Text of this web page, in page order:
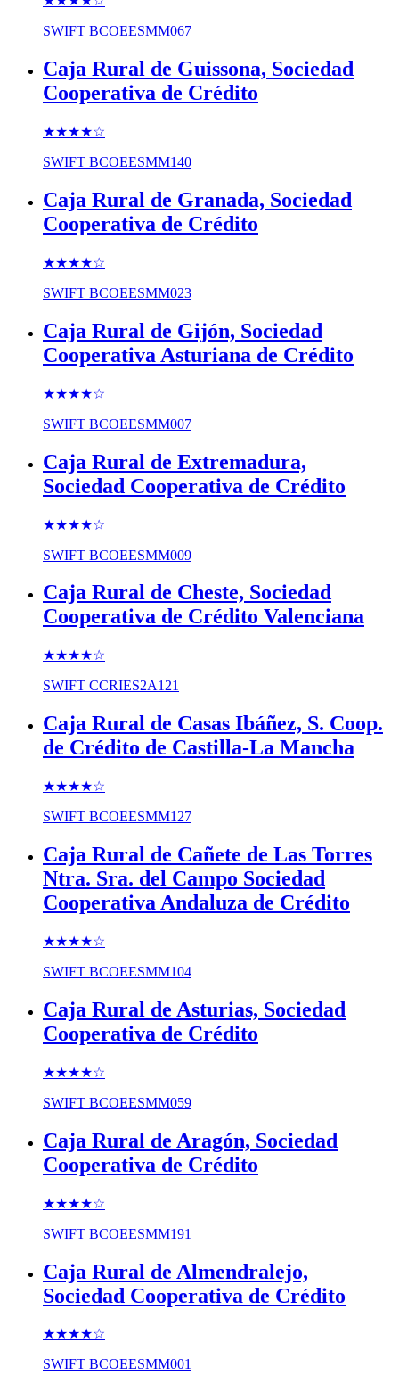
SWIFT BCOEESMM067
Caja Rural de Guissona, Sociedad
Cooperativa de Crédito
★★★★☆
SWIFT BCOEESMM140
Caja Rural de Granada, Sociedad
Cooperativa de Crédito
★★★★☆
SWIFT BCOEESMM023
Caja Rural de Gijón, Sociedad
Cooperativa Asturiana de Crédito
★★★★☆
SWIFT BCOEESMM007
Caja Rural de Extremadura,
Sociedad Cooperativa de Crédito
★★★★☆
SWIFT BCOEESMM009
Caja Rural de Cheste, Sociedad
Cooperativa de Crédito Valenciana
★★★★☆
SWIFT CCRIES2A121
Caja Rural de Casas Ibáñez, S. Coop.
de Crédito de Castilla-La Mancha
★★★★☆
SWIFT BCOEESMM127
Caja Rural de Cañete de Las Torres
Ntra. Sra. del Campo Sociedad
Cooperativa Andaluza de Crédito
★★★★☆
SWIFT BCOEESMM104
Caja Rural de Asturias, Sociedad
Cooperativa de Crédito
★★★★☆
SWIFT BCOEESMM059
Caja Rural de Aragón, Sociedad
Cooperativa de Crédito
★★★★☆
SWIFT BCOEESMM191
Caja Rural de Almendralejo,
Sociedad Cooperativa de Crédito
★★★★☆
SWIFT BCOEESMM001